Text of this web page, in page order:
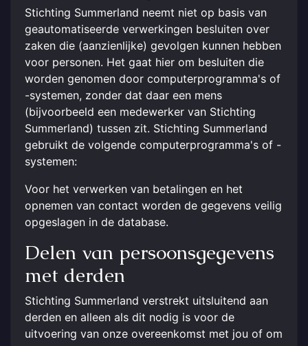
Stichting Summerland neemt niet op basis van
geautomatiseerde verwerkingen besluiten over
zaken die (aanzienlijke) gevolgen kunnen hebben
voor personen. Het gaat hier om besluiten die
worden genomen door computerprogramma's of
-systemen, zonder dat daar een mens
(bijvoorbeeld een medewerker van Stichting
Summerland) tussen zit. Stichting Summerland
gebruikt de volgende computerprogramma's of -
systemen:
Voor het verwerken van betalingen en het
opnemen van contact worden de gegevens veilig
opgeslagen in de database.
Delen van persoonsgegevens
met derden
Stichting Summerland verstrekt uitsluitend aan
derden en alleen als dit nodig is voor de
uitvoering van onze overeenkomst met jou of om